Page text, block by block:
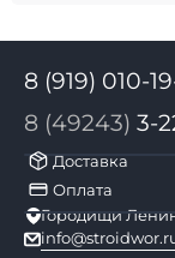
8 (919) 010-
8 (49243) 3-
Доставка
Оплата
Городищи